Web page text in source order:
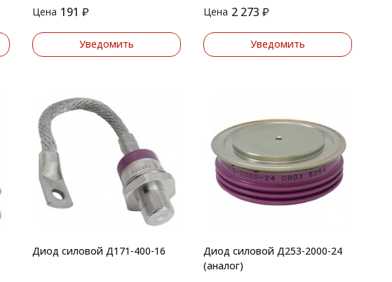
Цена 191 ₽
Уведомить
Цена 2 273 ₽
Уведомить
Диод силовой Д171-400-16
Диод силовой Д253-2000-24
(аналог)